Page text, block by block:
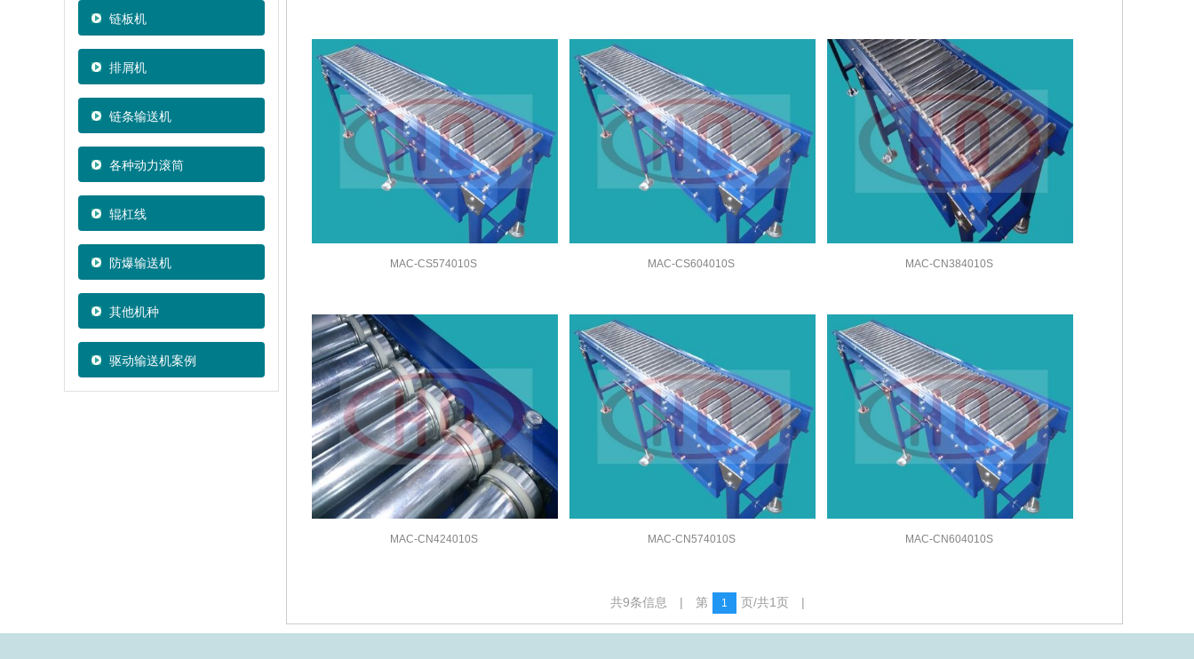
链板机
排屑机
链条输送机
各种动力滚筒
辊杠线
防爆输送机
其他机种
驱动输送机案例
MAC-CS574010S MAC-CS604010S MAC-CN384010S
MAC-CN424010S MAC-CN574010S MAC-CN604010S
共9条信息 | 第 1 页/共1页 |